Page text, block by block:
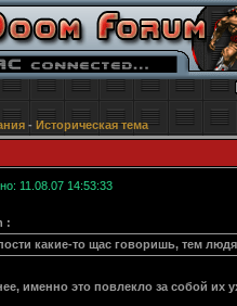
- Историческая тема
11.08.07 14:53:33
:
какие-то щас говоришь, тем
именно это повлекло за собой их